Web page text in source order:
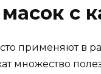
с
применяют в
множество